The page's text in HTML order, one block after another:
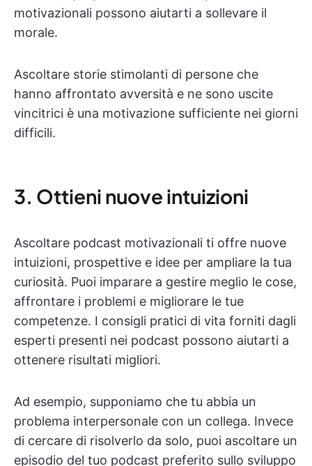
motivazionali possono aiutarti a sollevare il
morale.
Ascoltare storie stimolanti di persone che
hanno affrontato avversità e ne sono uscite
vincitrici è una motivazione sufficiente nei giorni
difficili.
3. Ottieni nuove intuizioni
Ascoltare podcast motivazionali ti offre nuove
intuizioni, prospettive e idee per ampliare la tua
curiosità. Puoi imparare a gestire meglio le cose,
affrontare i problemi e migliorare le tue
competenze. I consigli pratici di vita forniti dagli
esperti presenti nei podcast possono aiutarti a
ottenere risultati migliori.
Ad esempio, supponiamo che tu abbia un
problema interpersonale con un collega. Invece
di cercare di risolverlo da solo, puoi ascoltare un
episodio del tuo podcast preferito sullo sviluppo